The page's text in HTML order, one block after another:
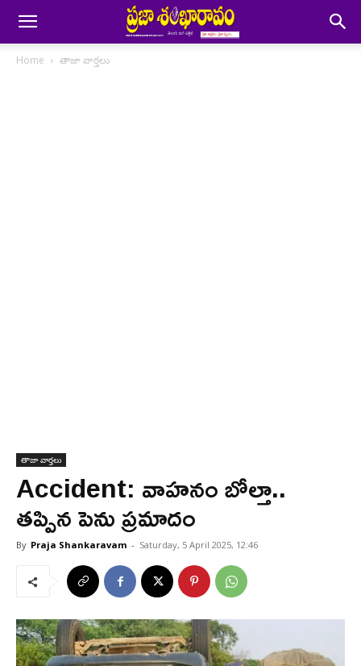
Home తాజా వార్తలు
తాజా వార్తలు
Accident: వాహనం బోల్తా..
తప్పిన పెను ప్రమాదం
By Praja Shankaravam - Saturday, 5 April 2025, 12:46